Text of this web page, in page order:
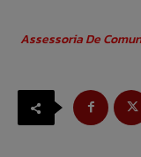
Assessoria De